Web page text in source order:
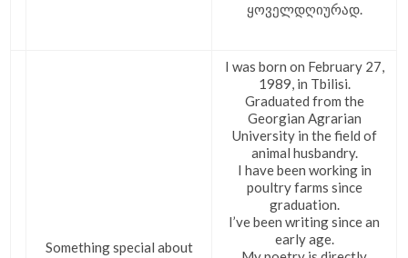
ყოველდღიურად.
Something special about
I was born on February 27,
1989, in Tbilisi.
Graduated from the
Georgian Agrarian
University in the field of
animal husbandry.
I have been working in
poultry farms since
graduation.
I’ve been writing since an
early age.